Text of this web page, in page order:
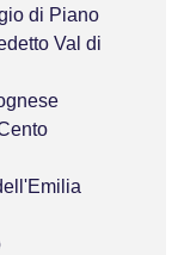
di Piano
Val di